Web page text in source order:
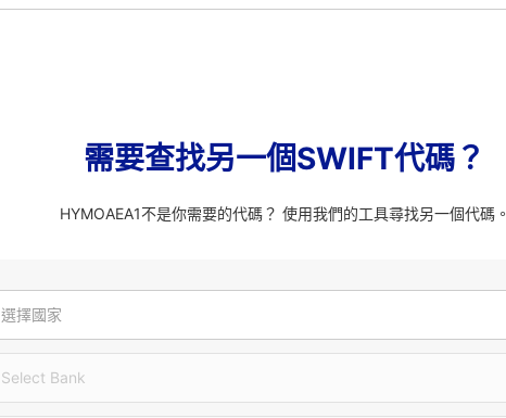
需要查找另一個SWIFT代碼？
HYMOAEA1不是你需要的代碼？ 使用我們的工具尋找另一個代碼。
選擇國家
Select Bank